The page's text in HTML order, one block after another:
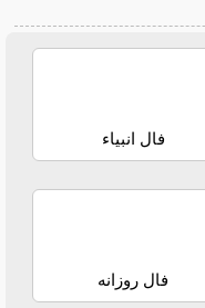
فال انبیاء
فال روزانه